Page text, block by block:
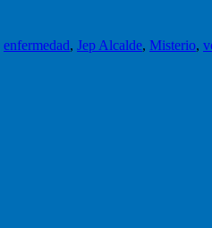
enfermedad, Jep Alcalde, Misterio,